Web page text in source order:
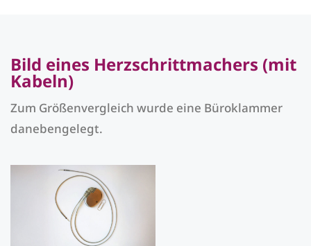
Bild eines Herzschrittmachers (mit
Kabeln)
Zum Größenvergleich wurde eine Büroklammer
danebengelegt.